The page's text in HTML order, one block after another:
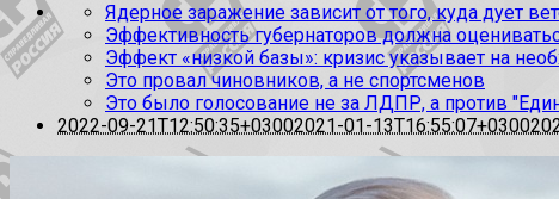
Ядерное заражение зависит от того, куда дует
Эффективность губернаторов должна
Эффект «низкой базы»: кризис указывает на
Это провал чиновников, а не спортсменов
Это было голосование не за ЛДПР, а против
2022-09-21T12:50:35+03002021-01-13T16:55:07+0300